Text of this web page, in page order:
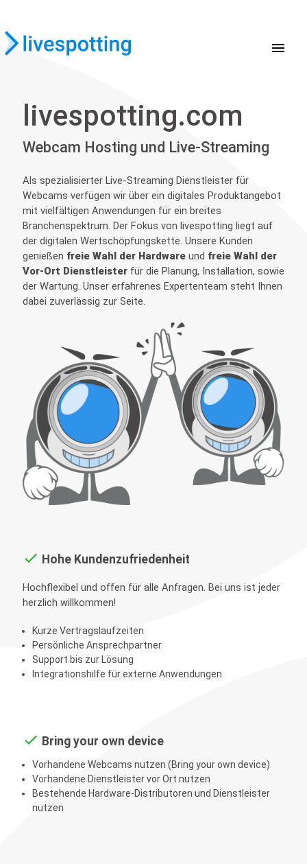
menu
livespotting.com
Webcam Hosting und Live-Streaming
Als spezialisierter Live-Streaming Dienstleister für
Webcams verfügen wir über ein digitales Produktangebot
mit vielfältigen Anwendungen für ein breites
Branchenspektrum. Der Fokus von livespotting liegt auf
der digitalen Wertschöpfungskette. Unsere Kunden
genießen freie Wahl der Hardwareund freie Wahl der
Vor-Ort Dienstleisterfür die Planung, Installation, sowie
der Wartung. Unser erfahrenes Expertenteam steht Ihnen
dabei zuverlässig zur Seite.
done Hohe Kundenzufriedenheit
Hochflexibel und offen für alle Anfragen. Bei uns ist jeder
herzlich willkommen!
Kurze Vertragslaufzeiten
Persönliche Ansprechpartner
Support bis zur Lösung
Integrationshilfe für externe Anwendungen
done Bring your own device
Vorhandene Webcams nutzen (Bring your own device)
Vorhandene Dienstleister vor Ort nutzen
Bestehende Hardware-Distributoren und Dienstleister
nutzen